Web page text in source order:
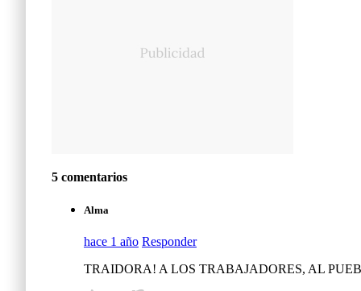
5 comentarios
Alma
hace 1 año Responder
TRAIDORA! A LOS TRABAJADORES, AL